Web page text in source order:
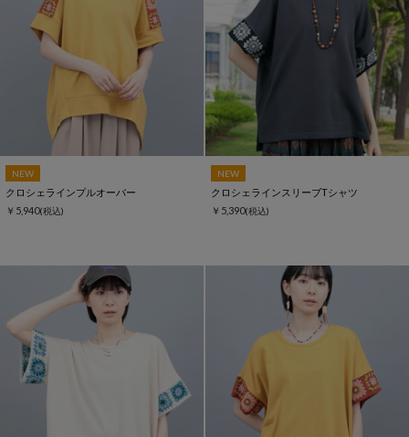
NEW
クロシェラインプルオーバー
￥5,940(税込)
NEW
クロシェラインスリーブTシャツ
￥5,390(税込)